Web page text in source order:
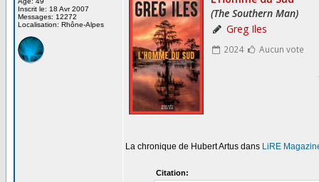
Inscrit le: 18 Avr 2007
Messages: 12272
Localisation: Rhône-Alpes
La chronique de Hubert Artus dans LiRE
Citation: